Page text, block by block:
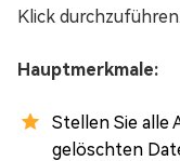
Klick durchzuführen.
Hauptmerkmale:
Stellen Sie alle
gelöschten